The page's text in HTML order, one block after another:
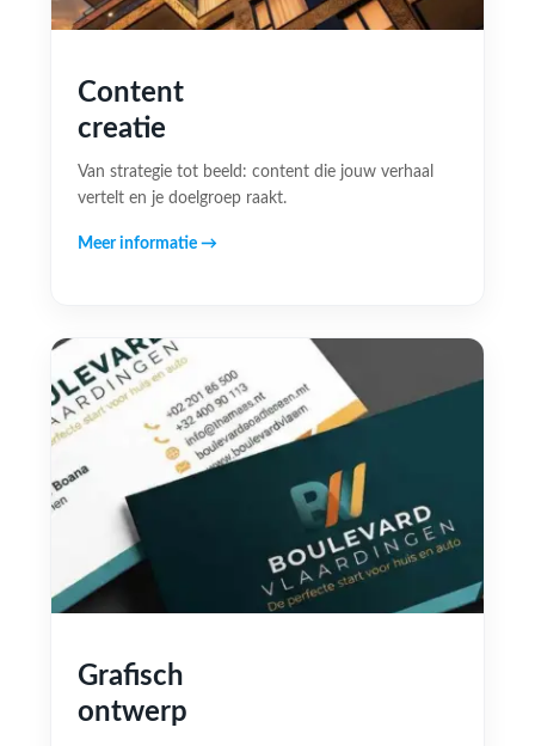
Content
creatie
Van strategie tot beeld: content die jouw verhaal
vertelt en je doelgroep raakt.
Meer informatie →
Grafisch
ontwerp